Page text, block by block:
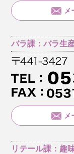
メ
バラ課：バラ生
メ
リテール課：趣